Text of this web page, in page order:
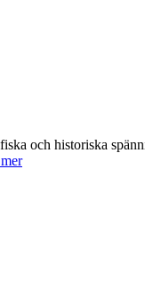
och historiska